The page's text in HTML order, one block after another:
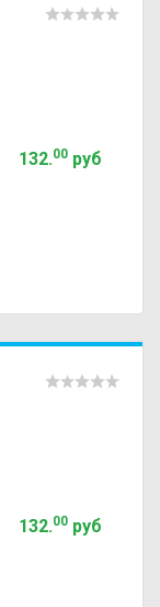
132.00руб
132.00руб